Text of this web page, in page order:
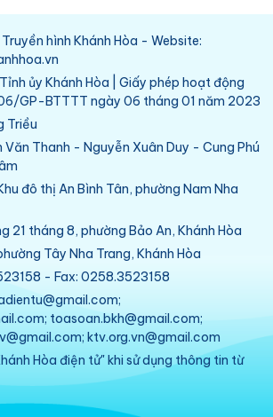
hình Khánh Hòa - Website:
ủy Khánh Hòa | Giấy phép hoạt động
GP-BTTTT ngày 06 tháng 01 năm 2023
Triều
Văn Thanh - Nguyễn Xuân Duy - Cung Phú
đô thị An Bình Tân, phường Nam Nha
21 tháng 8, phường Bảo An, Khánh Hòa
Tây Nha Trang, Khánh Hòa
- Fax: 0258.3523158
toasoan.bkh@gmail.com;
ktv.org.vn@gmail.com
Hòa điện tử" khi sử dụng thông tin từ